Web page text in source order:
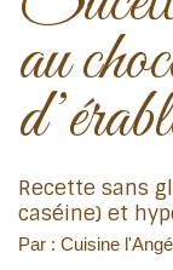
au
Recette sans gluten, sans produits laitiers (sans
caséine) et
Par : Cuisine